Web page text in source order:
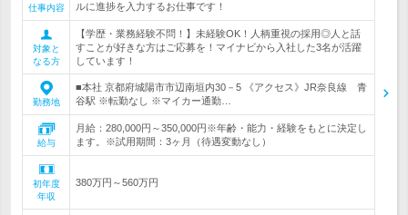
仕事内容
ルに進捗を入力するお仕事です！
対象と
なる方
【学歴・業務経験不問！】未経験OK！人柄重視の採用◎人と話
すことが好きな方はご応募を！マイナビから入社した3名が活躍
しています！
勤務地
■本社 京都府城陽市市辺南垣内30－5 《アクセス》JR奈良線 青
谷駅 ※転勤なし ※マイカー通勤…
給与
月給：280,000円～350,000円※年齢・能力・経験をもとに決定し
ます。※試用期間：3ヶ月（待遇変動なし）
初年度
年収
380万円～560万円